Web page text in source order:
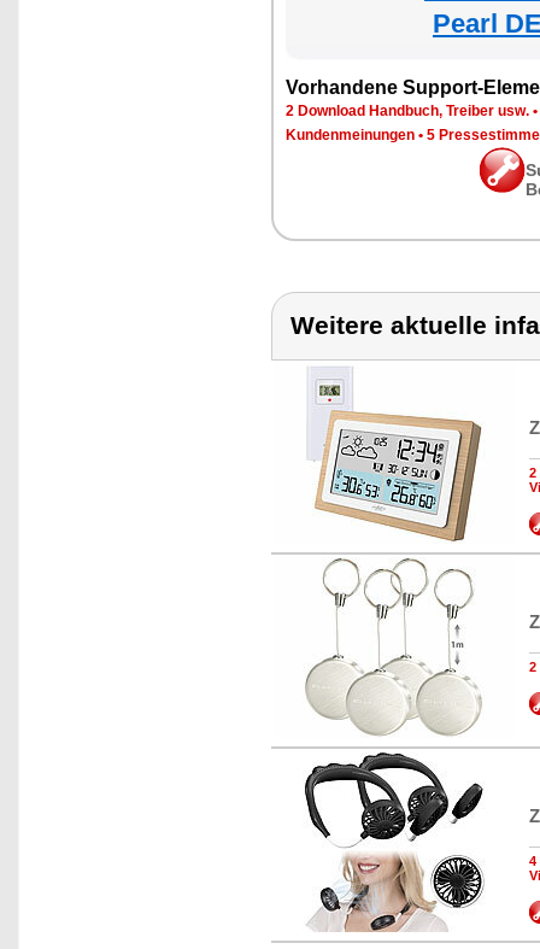
Pearl
Vorhandene Support-
2 Download Handbuch, Treiber usw. •
Kundenmeinungen • 5
Weitere aktuelle
2
2
4